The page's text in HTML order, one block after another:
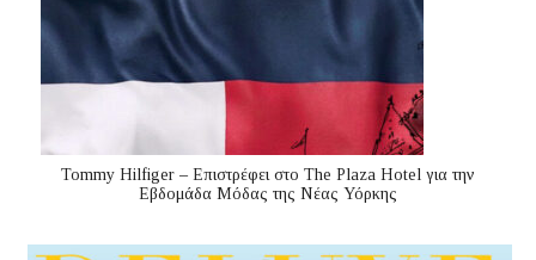
Tommy Hilfiger – Επιστρέφει στο The Plaza Hotel για την
Εβδομάδα Μόδας της Νέας Υόρκης